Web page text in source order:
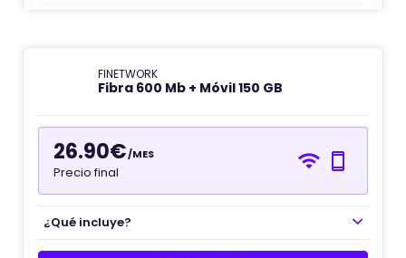
FINETWORK
Fibra 600 Mb + Móvil 150 GB
26.90€/MES
Precio final
¿Qué incluye?